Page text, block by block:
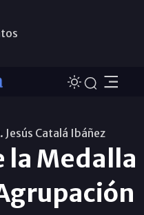
Jesús Catalá Ibáñez
la Medalla